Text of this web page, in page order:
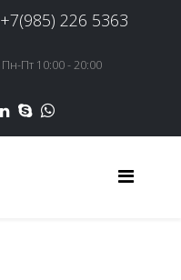
+7(985) 226 5363
Пн-Пт 10:00 - 20:00